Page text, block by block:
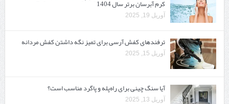
کرم آبرسان برتر سال 1404
آوریل 19, 2025
ترفندهای کفش آرسی برای تمیز نگه داشتن کفش مردانه
آوریل 15, 2025
آیا سنگ چینی برای راه‌پله و پاگرد مناسب است؟
آوریل 13, 2025